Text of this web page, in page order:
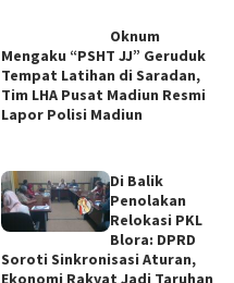
Oknum
Mengaku “PSHT JJ” Geruduk
Tempat Latihan di Saradan,
Tim LHA Pusat Madiun Resmi
Lapor Polisi Madiun
Di Balik
Penolakan
Relokasi PKL
Blora: DPRD
Soroti Sinkronisasi Aturan,
Ekonomi Rakyat Jadi Taruhan